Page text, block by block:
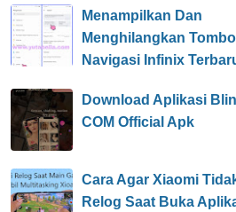
Menampilkan Dan
Menghilangkan Tombol
Navigasi Infinix
Download Aplikasi
COM Official Apk
Cara Agar Xiaomi
Relog Saat Buka